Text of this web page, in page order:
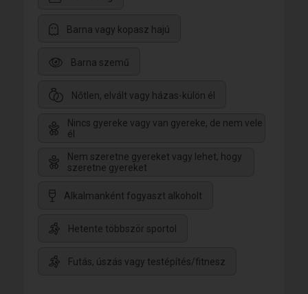
Barna vagy kopasz hajú
Barna szemű
Nőtlen, elvált vagy házas-külön él
Nincs gyereke vagy van gyereke, de nem vele
él
Nem szeretne gyereket vagy lehet, hogy
szeretne gyereket
Alkalmanként fogyaszt alkoholt
Hetente többször sportol
Futás, úszás vagy testépítés/fitnesz